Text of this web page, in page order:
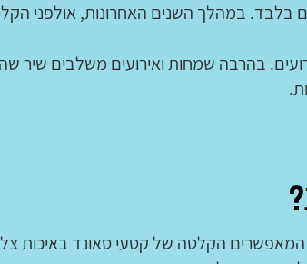
במהלך השנים האחרונות, אולפני
בהרבה שמחות ואירועים משלבים שיר
הקלטה של קטעי סאונד באיכות